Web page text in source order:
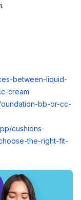
between-liquid-
cream
bb-or-cc-
cushions-
the-right-fit-